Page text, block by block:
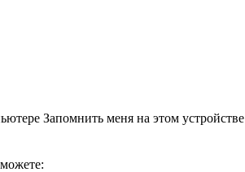
Запомнить меня на этом устройстве